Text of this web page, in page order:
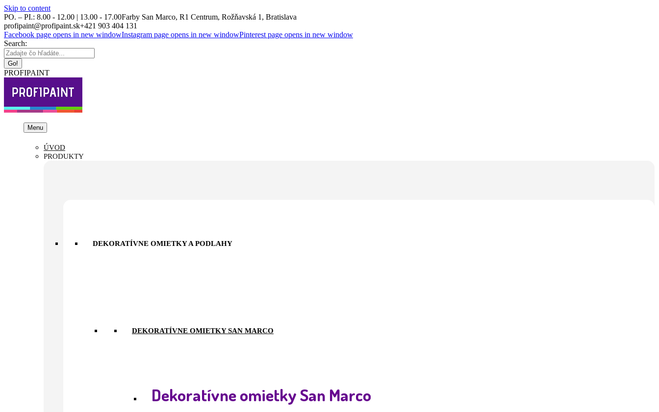
Skip to content
PO. – PI.: 8.00 - 12.00 | 13.00 - 17.00Farby San Marco, R1 Centrum, Rožňavská 1, Bratislava
profipaint@profipaint.sk+421 903 404 131
Facebook page opens in new windowInstagram page opens in new windowPinterest page opens in new window
Search:
PROFIPAINT
Menu
ÚVOD
PRODUKTY
DEKORATÍVNE OMIETKY A PODLAHY
DEKORATÍVNE OMIETKY SAN MARCO
Dekoratívne omietky San Marco